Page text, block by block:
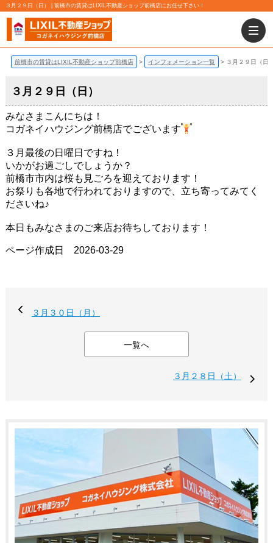
３月２９日（日） | 前橋市の賃貸はLIXIL不動産ショップ前橋店にお任せ下さい！
前橋市の賃貸はLIXIL不動産ショップ前橋店 インフォメーション一覧 ３月２９日（日
３月２９日（日）
みなさまこんにちは！
コガネイハウジング前橋店でございます
３月最後の日曜日ですね！
いかがお過ごしでしょうか？
前橋市市内は桜も見ごろを迎えております！
お祭りも各地で行われておりますので、立ち寄ってみてく
ださいね♪
本日もみなさまのご来店お待ちしております！
ページ作成日 2026-03-29
３月３０日（月）
一覧へ
３月２８日（土）